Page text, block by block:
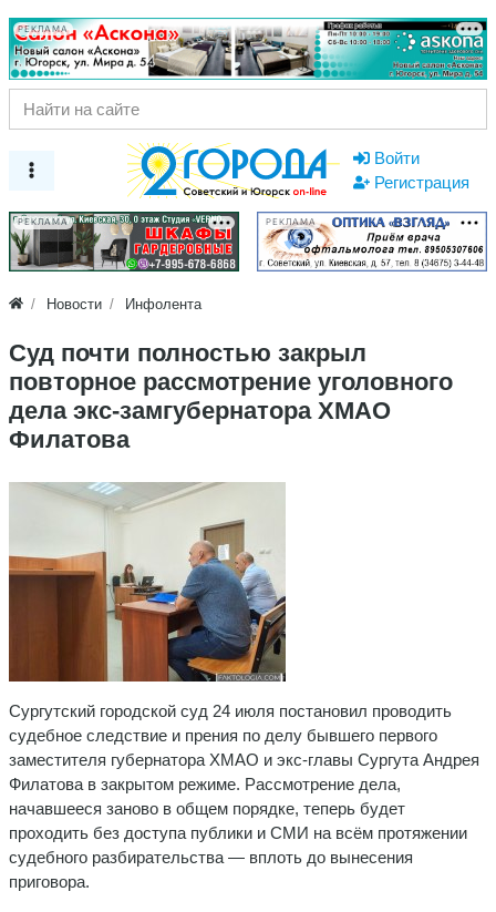
РЕКЛАМА
Войти
Регистрация
РЕКЛАМА РЕКЛАМА
Новости Инфолента
Суд почти полностью закрыл
повторное рассмотрение уголовного
дела экс-замгубернатора ХМАО
Филатова
Сургутский городской суд 24 июля постановил проводить
судебное следствие и прения по делу бывшего первого
заместителя губернатора ХМАО и экс-главы Сургута Андрея
Филатова в закрытом режиме. Рассмотрение дела,
начавшееся заново в общем порядке, теперь будет
проходить без доступа публики и СМИ на всём протяжении
судебного разбирательства — вплоть до вынесения
приговора.